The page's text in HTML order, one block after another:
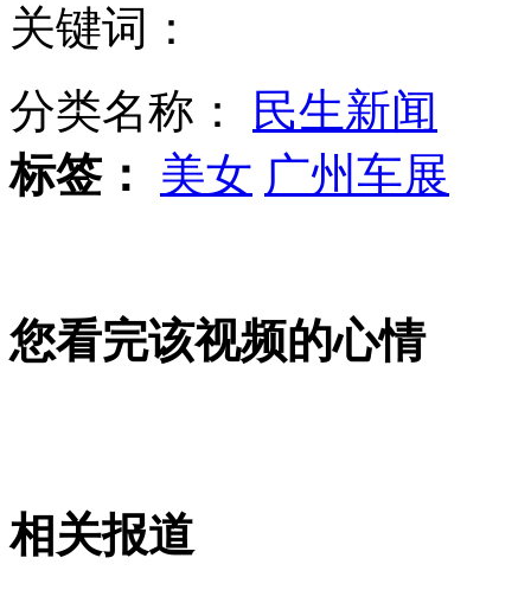
武装直升机直-10进行高难度试飞
吉林省迎来强暴雪 将持续一周
关键词：
分类名称：
民生新闻
标签：
美女 广州车展
您看完该视频的心情
相关报道